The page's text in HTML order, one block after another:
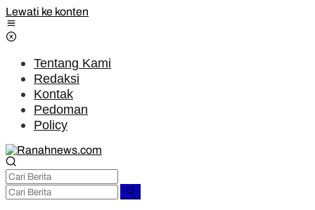
Lewati ke konten
Tentang Kami
Redaksi
Kontak
Pedoman
Policy